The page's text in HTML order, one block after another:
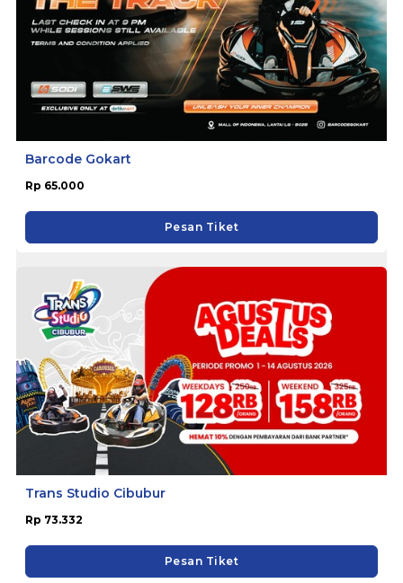
Barcode Gokart
Rp 65.000
Pesan Tiket
Trans Studio Cibubur
Rp 73.332
Pesan Tiket